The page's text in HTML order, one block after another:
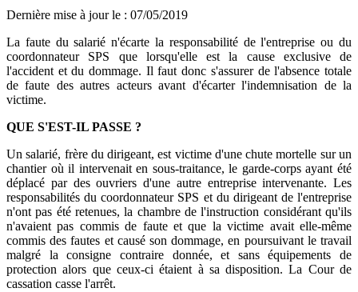
Dernière mise à jour le : 07/05/2019
La faute du salarié n'écarte la responsabilité de l'entreprise ou du
coordonnateur SPS que lorsqu'elle est la cause exclusive de
l'accident et du dommage. Il faut donc s'assurer de l'absence totale
de faute des autres acteurs avant d'écarter l'indemnisation de la
victime.
QUE S'EST-IL PASSE ?
Un salarié, frère du dirigeant, est victime d'une chute mortelle sur un
chantier où il intervenait en sous-traitance, le garde-corps ayant été
déplacé par des ouvriers d'une autre entreprise intervenante. Les
responsabilités du coordonnateur SPS et du dirigeant de l'entreprise
n'ont pas été retenues, la chambre de l'instruction considérant qu'ils
n'avaient pas commis de faute et que la victime avait elle-même
commis des fautes et causé son dommage, en poursuivant le travail
malgré la consigne contraire donnée, et sans équipements de
protection alors que ceux-ci étaient à sa disposition. La Cour de
cassation casse l'arrêt.